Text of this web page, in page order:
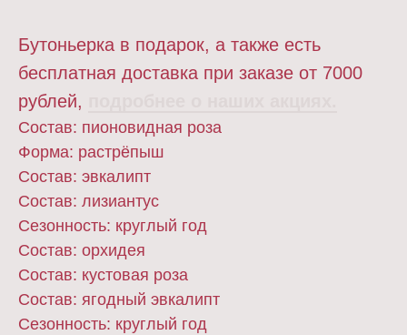
Бутоньерка в подарок, а также есть
бесплатная доставка при заказе от 7000
рублей,
Состав: пионовидная роза
Форма: растрёпыш
Состав: эвкалипт
Состав: лизиантус
Сезонность: круглый год
Состав: орхидея
Состав: кустовая роза
Состав: ягодный эвкалипт
Сезонность: круглый год